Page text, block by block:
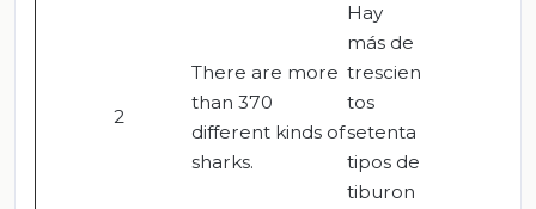
2
There are more
than 370
different kinds of
sharks.
Hay
más de
trescien
tos
setenta
tipos de
tiburon